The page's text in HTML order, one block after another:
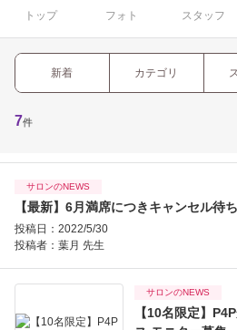
トップ フォト スタッフ
新着 カテゴリ
7件
サロンのNEWS
【最新】6月満席につきキャンセル待
投稿日：2022/5/30
投稿者： 葉月 先生
サロンのNEWS
【10名限定】